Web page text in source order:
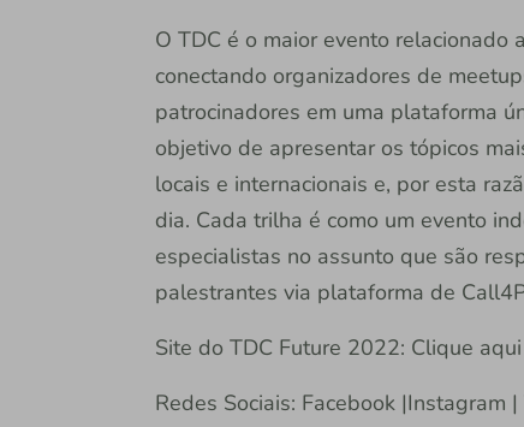
O TDC é o maior evento
conectando organizadores de
patrocinadores em uma plataforma
objetivo de apresentar os tópicos
locais e internacionais e, por esta
dia. Cada trilha é como um evento
especialistas no assunto que são
palestrantes via plataforma de
Site do TDC Future 2022: Clique aqui
Redes Sociais: Facebook |Instagram